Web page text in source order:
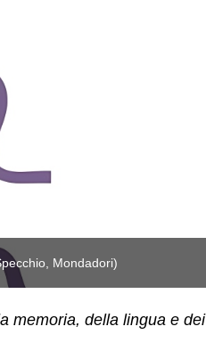
Mondadori)
memoria, della lingua e dei